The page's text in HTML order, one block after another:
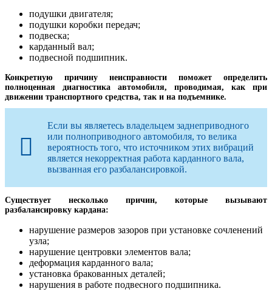
подушки двигателя;
подушки коробки передач;
подвеска;
карданный вал;
подвесной подшипник.
Конкретную причину неисправности поможет определить
полноценная диагностика автомобиля, проводимая, как при
движении транспортного средства, так и на подъемнике.
Если вы являетесь владельцем заднеприводного
или полноприводного автомобиля, то велика
вероятность того, что источником этих вибраций
является некорректная работа карданного вала,
вызванная его разбалансировкой.
Существует несколько причин, которые вызывают
разбалансировку кардана:
нарушение размеров зазоров при установке сочленений
узла;
нарушение центровки элементов вала;
деформация карданного вала;
установка бракованных деталей;
нарушения в работе подвесного подшипника.